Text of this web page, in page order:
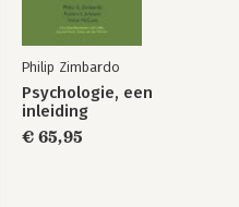
Philip Zimbardo
Psychologie, een
inleiding
€ 65,95